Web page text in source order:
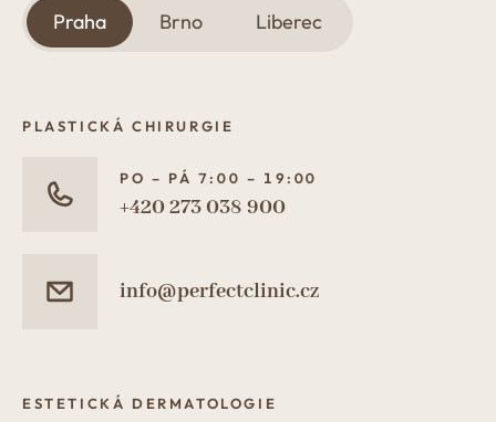
Praha Brno Liberec
PLASTICKÁ CHIRURGIE
PO – PÁ 7:00 – 19:00
+420 273 038 900
info@perfectclinic.cz
ESTETICKÁ DERMATOLOGIE